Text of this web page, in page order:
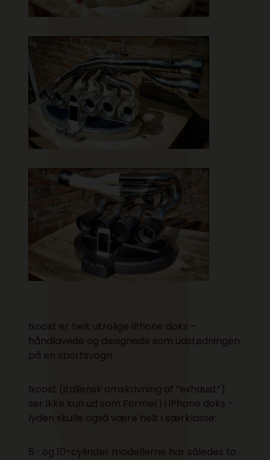
Ixoost er helt utrolige iPhone doks –
håndlavede og designede som udstødningen
på en sportsvogn.
Ixoost (italiensk omskrivning af ”exhaust”)
ser ikke kun ud som Formel 1 i iPhone doks –
lyden skulle også være helt i særklasse:
8- og 10-cylinder modellerne har således to